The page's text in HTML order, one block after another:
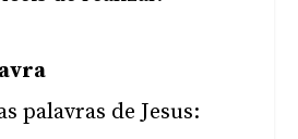
palavras de Jesus: